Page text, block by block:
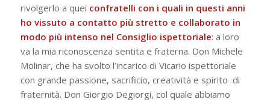
rivolgerlo a quei confratelli con i quali in questi anni
ho vissuto a contatto più stretto e collaborato in
modo più intenso nel Consiglio ispettoriale: a loro
va la mia riconoscenza sentita e fraterna. Don Michele
Molinar, che ha svolto l’incarico di Vicario ispettoriale
con grande passione, sacrificio, creatività e spirito di
fraternità. Don Giorgio Degiorgi, col quale abbiamo